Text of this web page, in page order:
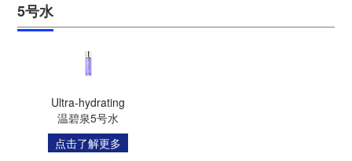
5号水
Ultra-hydrating
温碧泉5号水
点击了解更多